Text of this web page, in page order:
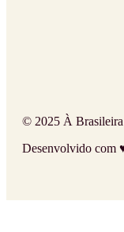
© 2025 À Brasileira
Desenvolvido com